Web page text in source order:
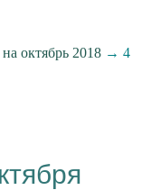
октябрь 2018 → 4